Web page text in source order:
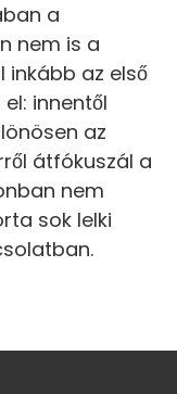
a
nem is a
inkább az első
innentől
az
átfókuszál a
nem
sok lelki